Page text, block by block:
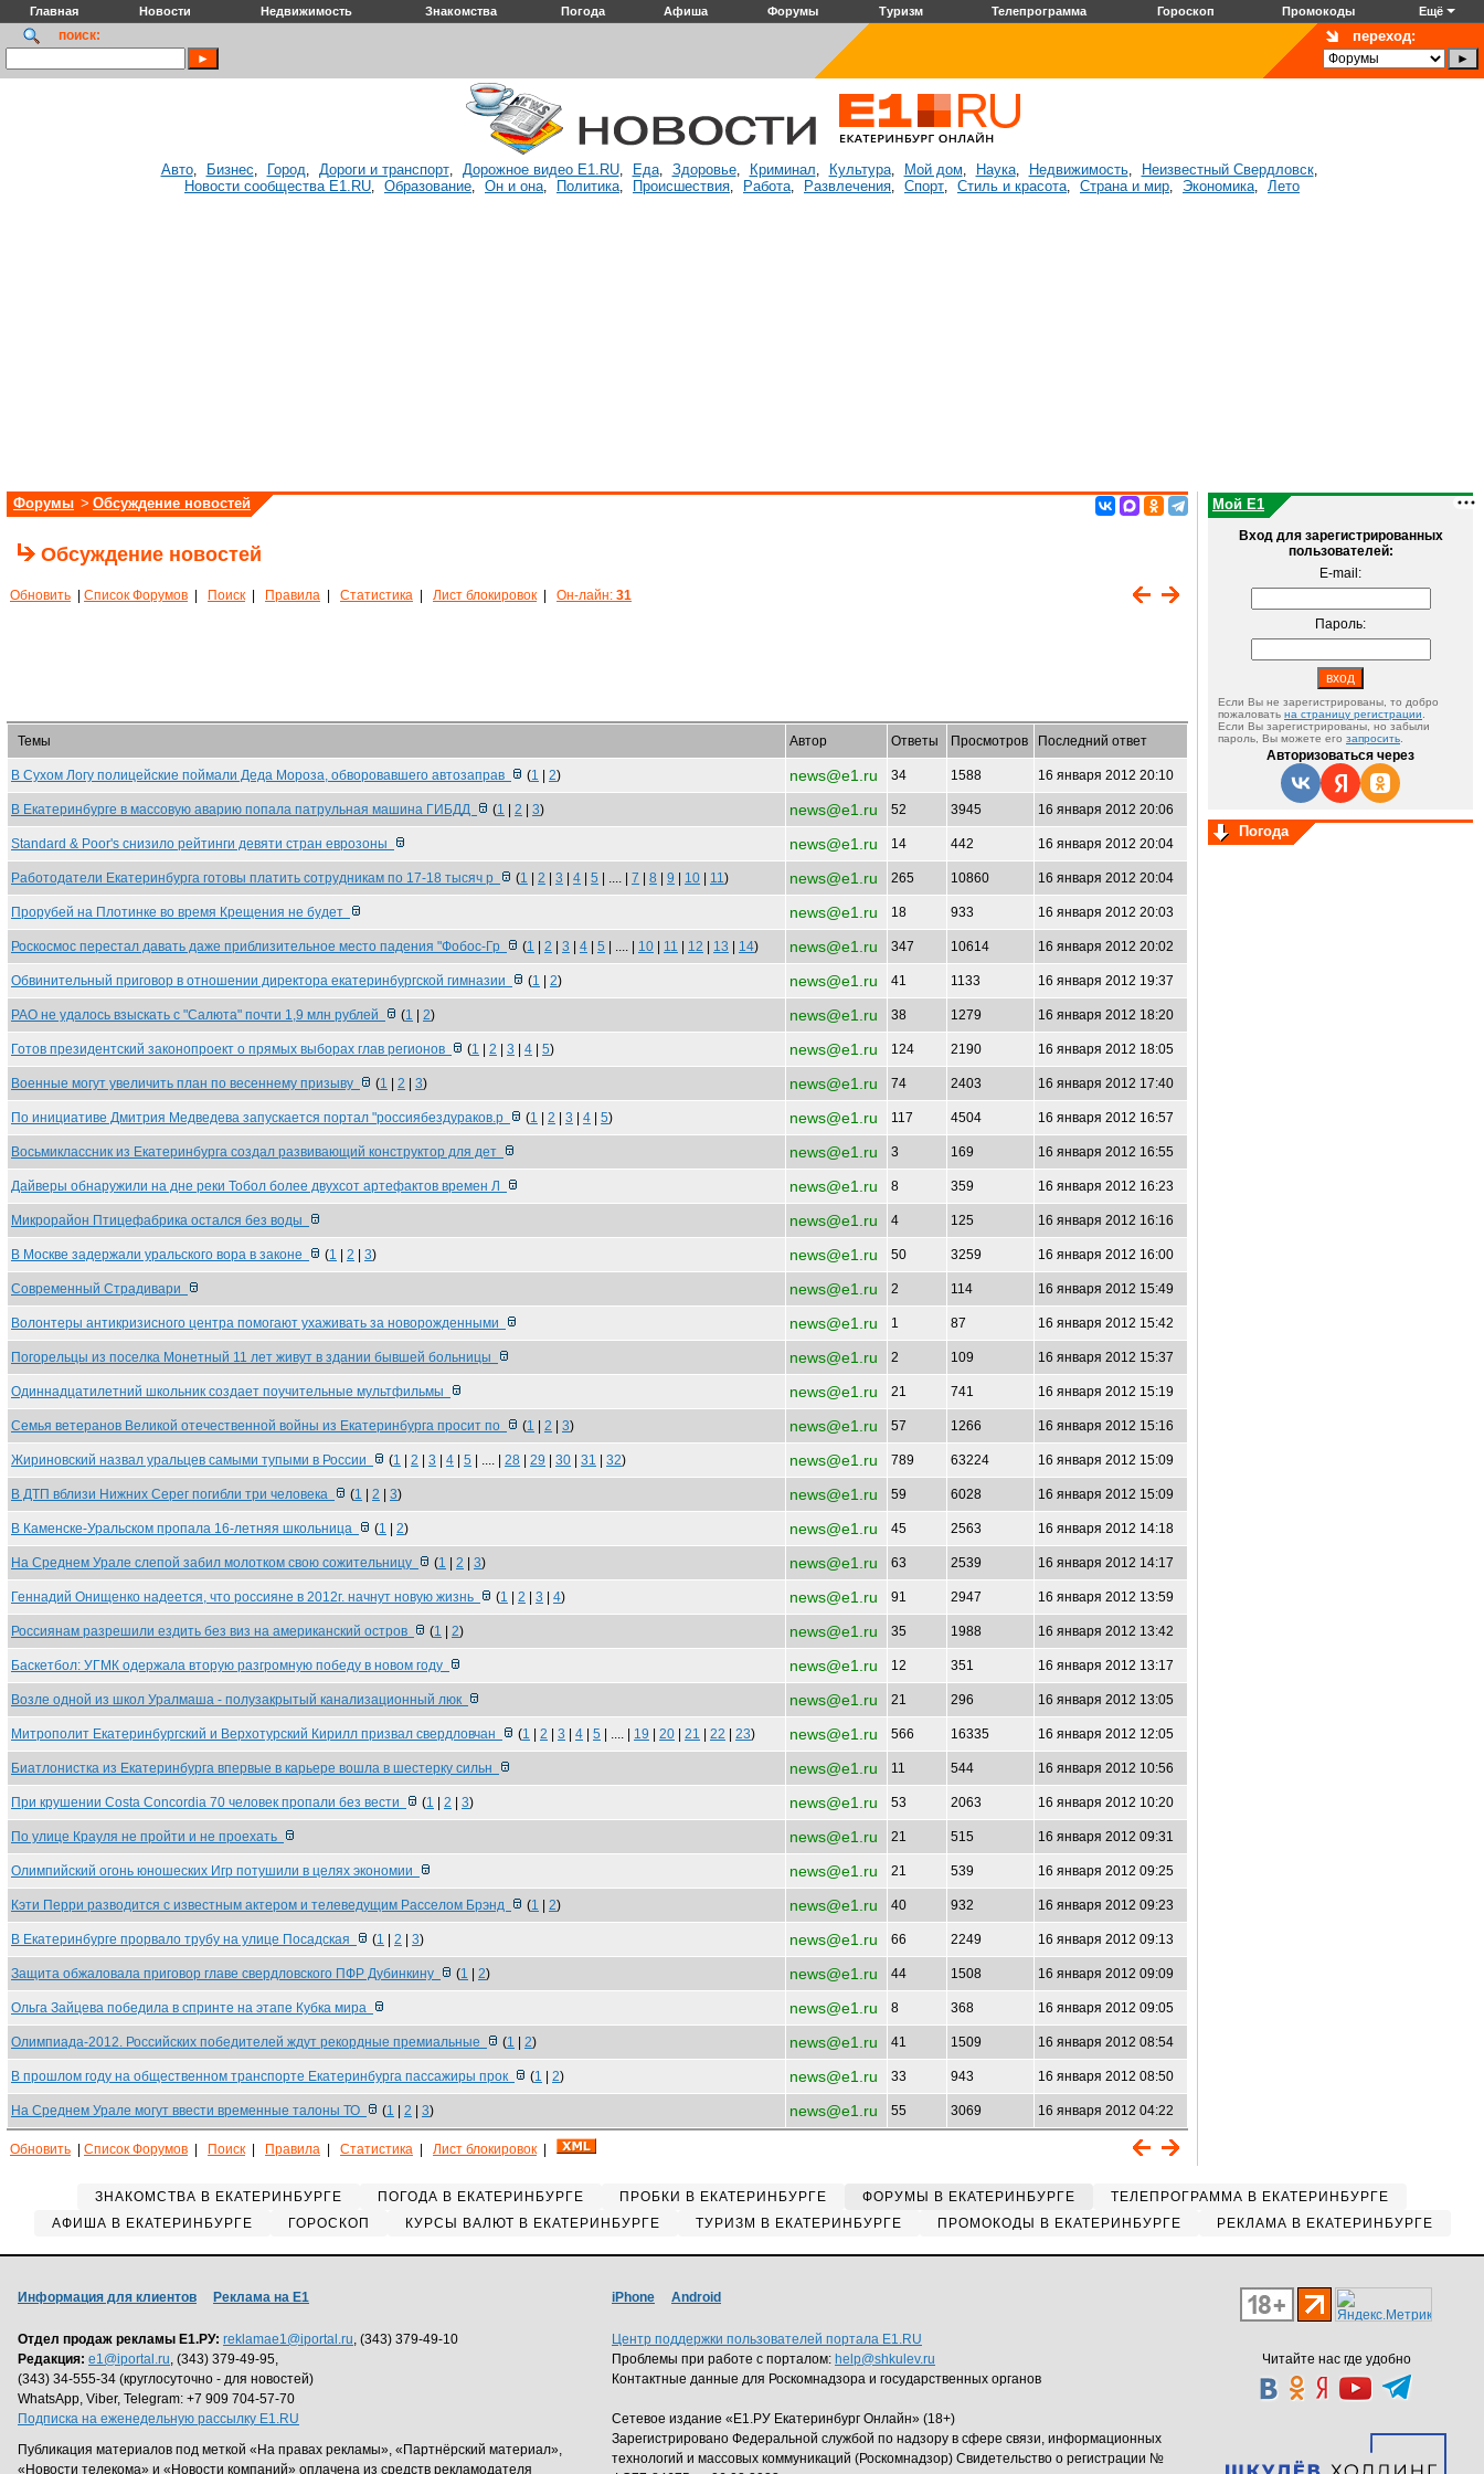
Главная Новости Недвижимость Знакомства Погода Афиша Форумы Туризм Телепрограмма Гороскоп Промокоды Ещё
поиск: переход:
Авто, Бизнес, Город, Дороги и транспорт, Дорожное видео E1.RU, Еда, Здоровье, Криминал, Культура, Мой дом, Наука, Недвижимость, Неизвестный Свердловск,
Новости сообщества E1.RU, Образование, Он и она, Политика, Происшествия, Работа, Развлечения, Спорт, Стиль и красота, Страна и мир, Экономика, Лето
Форумы > Обсуждение новостей
Обсуждение новостей
Обновить Список Форумов Поиск Правила Статистика Лист блокировок Он-лайн: 31
Темы Автор Ответы Просмотров Последний ответ
В Сухом Логу полицейские поймали Деда Мороза, обворовавшего автозаправ (1 2) news@e1.ru 34 1588 16 января 2012 20:10
В Екатеринбурге в массовую аварию попала патрульная машина ГИБДД (1 2 3) news@e1.ru 52 3945 16 января 2012 20:06
Standard & Poor's снизило рейтинги девяти стран еврозоны news@e1.ru 14 442 16 января 2012 20:04
Работодатели Екатеринбурга готовы платить сотрудникам по 17-18 тысяч р (1 2 3 4 5 | .... | 7 8 9 10 11) news@e1.ru 265 10860 16 января 2012 20:04
Прорубей на Плотинке во время Крещения не будет news@e1.ru 18 933 16 января 2012 20:03
Роскосмос перестал давать даже приблизительное место падения "Фобос-Гр (1 2 3 4 5 | .... | 10 11 12 13 14) news@e1.ru 347 10614 16 января 2012 20:02
Обвинительный приговор в отношении директора екатеринбургской гимназии (1 2) news@e1.ru 41 1133 16 января 2012 19:37
РАО не удалось взыскать с "Салюта" почти 1,9 млн рублей (1 2) news@e1.ru 38 1279 16 января 2012 18:20
Готов президентский законопроект о прямых выборах глав регионов (1 2 3 4 5) news@e1.ru 124 2190 16 января 2012 18:05
Военные могут увеличить план по весеннему призыву (1 2 3) news@e1.ru 74 2403 16 января 2012 17:40
По инициативе Дмитрия Медведева запускается портал "россиябездураков.р (1 2 3 4 5) news@e1.ru 117 4504 16 января 2012 16:57
Восьмиклассник из Екатеринбурга создал развивающий конструктор для дет news@e1.ru 3 169 16 января 2012 16:55
Дайверы обнаружили на дне реки Тобол более двухсот артефактов времен Л news@e1.ru 8 359 16 января 2012 16:23
Микрорайон Птицефабрика остался без воды news@e1.ru 4 125 16 января 2012 16:16
В Москве задержали уральского вора в законе (1 2 3) news@e1.ru 50 3259 16 января 2012 16:00
Современный Страдивари news@e1.ru 2 114 16 января 2012 15:49
Волонтеры антикризисного центра помогают ухаживать за новорожденными news@e1.ru 1 87 16 января 2012 15:42
Погорельцы из поселка Монетный 11 лет живут в здании бывшей больницы news@e1.ru 2 109 16 января 2012 15:37
Одиннадцатилетний школьник создает поучительные мультфильмы news@e1.ru 21 741 16 января 2012 15:19
Семья ветеранов Великой отечественной войны из Екатеринбурга просит по (1 2 3) news@e1.ru 57 1266 16 января 2012 15:16
Жириновский назвал уральцев самыми тупыми в России (1 2 3 4 5 | .... | 28 29 30 31 32) news@e1.ru 789 63224 16 января 2012 15:09
В ДТП вблизи Нижних Серег погибли три человека (1 2 3) news@e1.ru 59 6028 16 января 2012 15:09
В Каменске-Уральском пропала 16-летняя школьница (1 2) news@e1.ru 45 2563 16 января 2012 14:18
На Среднем Урале слепой забил молотком свою сожительницу (1 2 3) news@e1.ru 63 2539 16 января 2012 14:17
Геннадий Онищенко надеется, что россияне в 2012г. начнут новую жизнь (1 2 3 4) news@e1.ru 91 2947 16 января 2012 13:59
Россиянам разрешили ездить без виз на американский остров (1 2) news@e1.ru 35 1988 16 января 2012 13:42
Баскетбол: УГМК одержала вторую разгромную победу в новом году news@e1.ru 12 351 16 января 2012 13:17
Возле одной из школ Уралмаша - полузакрытый канализационный люк news@e1.ru 21 296 16 января 2012 13:05
Митрополит Екатеринбургский и Верхотурский Кирилл призвал свердловчан (1 2 3 4 5 | .... | 19 20 21 22 23) news@e1.ru 566 16335 16 января 2012 12:05
Биатлонистка из Екатеринбурга впервые в карьере вошла в шестерку сильн news@e1.ru 11 544 16 января 2012 10:56
При крушении Costa Concordia 70 человек пропали без вести (1 2 3) news@e1.ru 53 2063 16 января 2012 10:20
По улице Крауля не пройти и не проехать news@e1.ru 21 515 16 января 2012 09:31
Олимпийский огонь юношеских Игр потушили в целях экономии news@e1.ru 21 539 16 января 2012 09:25
Кэти Перри разводится с известным актером и телеведущим Расселом Брэнд (1 2) news@e1.ru 40 932 16 января 2012 09:23
В Екатеринбурге прорвало трубу на улице Посадская (1 2 3) news@e1.ru 66 2249 16 января 2012 09:13
Защита обжаловала приговор главе свердловского ПФР Дубинкину (1 2) news@e1.ru 44 1508 16 января 2012 09:09
Ольга Зайцева победила в спринте на этапе Кубка мира news@e1.ru 8 368 16 января 2012 09:05
Олимпиада-2012. Российских победителей ждут рекордные премиальные (1 2) news@e1.ru 41 1509 16 января 2012 08:54
В прошлом году на общественном транспорте Екатеринбурга пассажиры прок (1 2) news@e1.ru 33 943 16 января 2012 08:50
На Среднем Урале могут ввести временные талоны ТО (1 2 3) news@e1.ru 55 3069 16 января 2012 04:22
Обновить Список Форумов Поиск Правила Статистика Лист блокировок
Мой E1
Вход для зарегистрированных
пользователей:
E-mail:
Пароль:
Если Вы не зарегистрированы, то добро
пожаловать на страницу регистрации
Если Вы зарегистрированы, но забыли
пароль, Вы можете его запросить
Авторизоваться через
Погода
ЗНАКОМСТВА В ЕКАТЕРИНБУРГЕ ПОГОДА В ЕКАТЕРИНБУРГЕ ПРОБКИ В ЕКАТЕРИНБУРГЕ ФОРУМЫ В ЕКАТЕРИНБУРГЕ
ТЕЛЕПРОГРАММА В ЕКАТЕРИНБУРГЕ
АФИША В ЕКАТЕРИНБУРГЕ
ГОРОСКОП КУРСЫ ВАЛЮТ В ЕКАТЕРИНБУРГЕ ТУРИЗМ В ЕКАТЕРИНБУРГЕ ПРОМОКОДЫ В ЕКАТЕРИНБУРГЕ РЕКЛАМА В ЕКАТЕРИНБУРГЕ
Читайте нас где удобно
Информация для клиентов Реклама на Е1
Отдел продаж рекламы Е1.РУ: reklamae1@iportal.ru, (343) 379-49-10
Редакция: e1@iportal.ru, (343) 379-49-95,
(343) 34-555-34 (круглосуточно - для новостей)
WhatsApp, Viber, Telegram: +7 909 704-57-70
Подписка на еженедельную рассылку E1.RU
Публикация материалов под меткой «На правах рекламы», «Партнёрский материал»,
«Новости телекома» и «Новости компаний» оплачена из средств рекламодателя
iPhone Android
Центр поддержки пользователей портала E1.RU
Проблемы при работе с порталом: help@shkulev.ru
Контактные данные для Роскомнадзора и государственных органов
Сетевое издание «Е1.РУ Екатеринбург Онлайн» (18+)
Зарегистрировано Федеральной службой по надзору в сфере связи, информационных
технологий и массовых коммуникаций (Роскомнадзор) Свидетельство о регистрации №